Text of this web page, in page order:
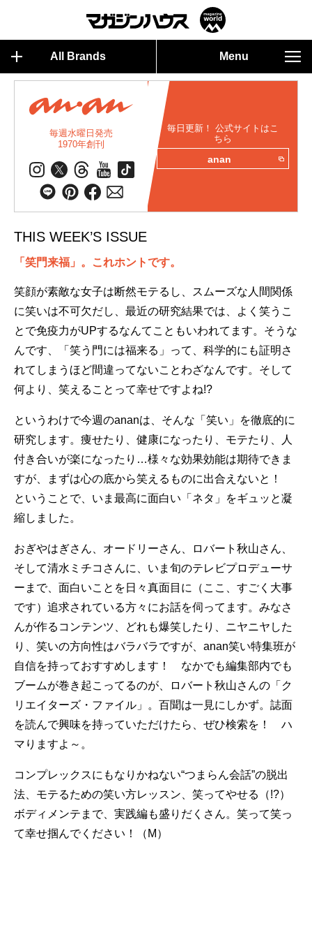
All Brands Menu
毎週水曜日発売
1970年創刊
毎日更新！ 公式サイトはこ
ちら
anan
THIS WEEK’S ISSUE
「笑門来福」。これホントです。
笑顔が素敵な女子は断然モテるし、スムーズな人間関係
に笑いは不可欠だし、最近の研究結果では、よく笑うこ
とで免疫力がUPするなんてこともいわれてます。そうな
んです、「笑う門には福来る」って、科学的にも証明さ
れてしまうほど間違ってないことわざなんです。そして
何より、笑えることって幸せですよね!?
というわけで今週のananは、そんな「笑い」を徹底的に
研究します。痩せたり、健康になったり、モテたり、人
付き合いが楽になったり…様々な効果効能は期待できま
すが、まずは心の底から笑えるものに出合えないと！
ということで、いま最高に面白い「ネタ」をギュッと凝
縮しました。
おぎやはぎさん、オードリーさん、ロバート秋山さん、
そして清水ミチコさんに、いま旬のテレビプロデューサ
ーまで、面白いことを日々真面目に（ここ、すごく大事
です）追求されている方々にお話を伺ってます。みなさ
んが作るコンテンツ、どれも爆笑したり、ニヤニヤした
り、笑いの方向性はバラバラですが、anan笑い特集班が
自信を持っておすすめします！ なかでも編集部内でも
ブームが巻き起こってるのが、ロバート秋山さんの「ク
リエイターズ・ファイル」。百聞は一見にしかず。誌面
を読んで興味を持っていただけたら、ぜひ検索を！ ハ
マりますよ～。
コンプレックスにもなりかねない“つまらん会話”の脱出
法、モテるための笑い方レッスン、笑ってやせる（!?）
ボディメンテまで、実践編も盛りだくさん。笑って笑っ
て幸せ掴んでください！（M）